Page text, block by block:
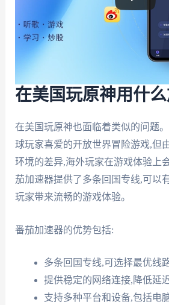
在美国玩原神用什
在美国玩原神也面临着类似的问题
球玩家喜爱的开放世界冒险游戏,但
环境的差异,海外玩家在游戏体验上
茄加速器提供了多条回国专线,可以
玩家带来流畅的游戏体验。
番茄加速器的优势包括:
多条回国专线,可选择最优线
提供稳定的网络连接,降低延
支持多种平台和设备,包括电